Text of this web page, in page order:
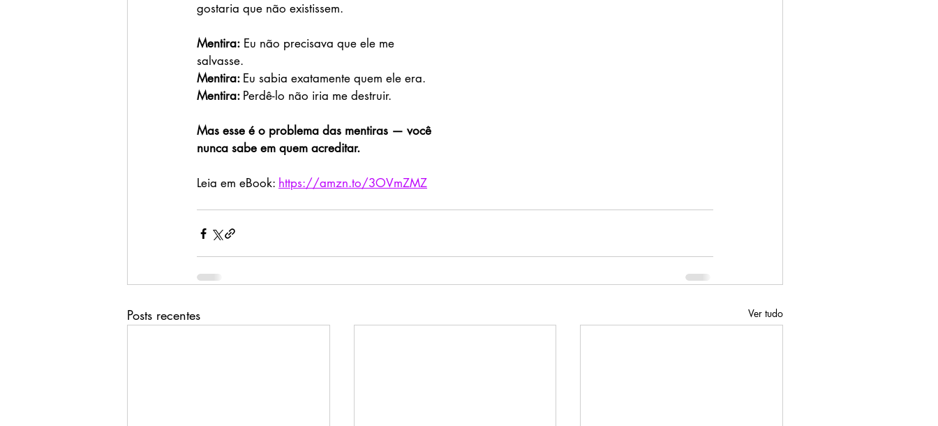
gostaria que não existissem.
Mentira: Eu não precisava que ele me
salvasse.
Mentira: Eu sabia exatamente quem ele era.
Mentira: Perdê-lo não iria me destruir.
Mas esse é o problema das mentiras — você
nunca sabe em quem acreditar.
Leia em eBook: https://amzn.to/3OVmZMZ
Posts recentes Ver tudo